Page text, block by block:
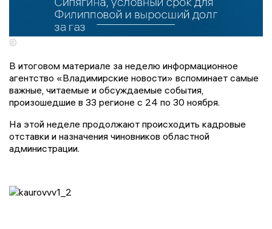
©
В итоговом материале за неделю информационное
агентство «Владимирские новости» вспоминает самые
важные, читаемые и обсуждаемые события,
произошедшие в 33 регионе с 24 по 30 ноября.
На этой неделе продолжают происходить кадровые
отставки и назначения чиновников областной
администрации.